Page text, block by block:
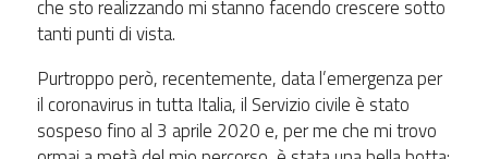
che sto realizzando mi stanno facendo crescere sotto
tanti punti di vista.
Purtroppo però, recentemente, data l’emergenza per
il coronavirus in tutta Italia, il Servizio civile è stato
sospeso fino al 3 aprile 2020 e, per me che mi trovo